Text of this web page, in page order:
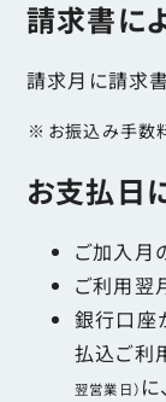
請求書に
請求月に請求
お振込み手数
お支払日
ご加入月
ご利用翌
銀行口座
払込ご利
翌営業日）